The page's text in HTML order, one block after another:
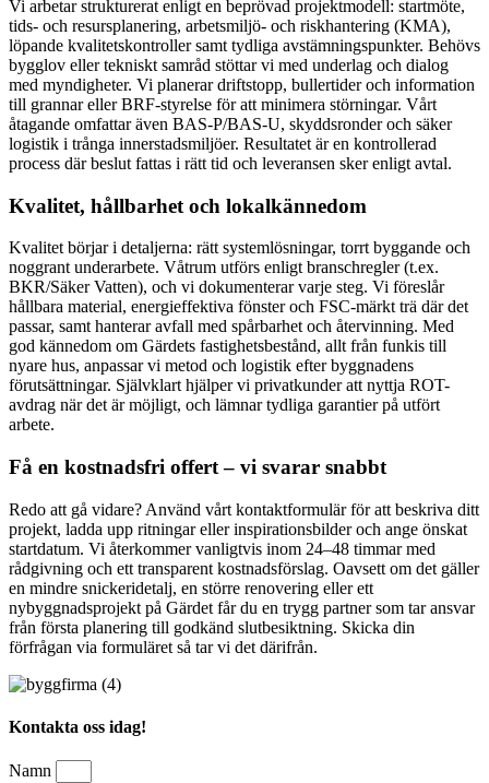
Vi arbetar strukturerat enligt en beprövad projektmodell: startmöte,
tids- och resursplanering, arbetsmiljö- och riskhantering (KMA),
löpande kvalitetskontroller samt tydliga avstämningspunkter. Behövs
bygglov eller tekniskt samråd stöttar vi med underlag och dialog
med myndigheter. Vi planerar driftstopp, bullertider och information
till grannar eller BRF-styrelse för att minimera störningar. Vårt
åtagande omfattar även BAS-P/BAS-U, skyddsronder och säker
logistik i trånga innerstadsmiljöer. Resultatet är en kontrollerad
process där beslut fattas i rätt tid och leveransen sker enligt avtal.
Kvalitet, hållbarhet och lokalkännedom
Kvalitet börjar i detaljerna: rätt systemlösningar, torrt byggande och
noggrant underarbete. Våtrum utförs enligt branschregler (t.ex.
BKR/Säker Vatten), och vi dokumenterar varje steg. Vi föreslår
hållbara material, energieffektiva fönster och FSC-märkt trä där det
passar, samt hanterar avfall med spårbarhet och återvinning. Med
god kännedom om Gärdets fastighetsbestånd, allt från funkis till
nyare hus, anpassar vi metod och logistik efter byggnadens
förutsättningar. Självklart hjälper vi privatkunder att nyttja ROT-
avdrag när det är möjligt, och lämnar tydliga garantier på utfört
arbete.
Få en kostnadsfri offert – vi svarar snabbt
Redo att gå vidare? Använd vårt kontaktformulär för att beskriva ditt
projekt, ladda upp ritningar eller inspirationsbilder och ange önskat
startdatum. Vi återkommer vanligtvis inom 24–48 timmar med
rådgivning och ett transparent kostnadsförslag. Oavsett om det gäller
en mindre snickeridetalj, en större renovering eller ett
nybyggnadsprojekt på Gärdet får du en trygg partner som tar ansvar
från första planering till godkänd slutbesiktning. Skicka din
förfrågan via formuläret så tar vi det därifrån.
Kontakta oss idag!
Namn